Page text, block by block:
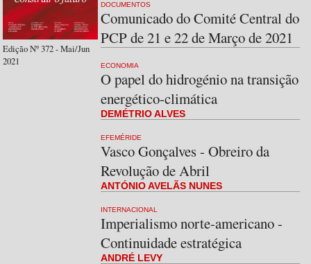
Edição Nº 372 - Mai/Jun
2021
DOCUMENTOS
Comunicado do Comité Central do
PCP de 21 e 22 de Março de 2021
ECONOMIA
O papel do hidrogénio na transição
energético-climática
DEMÉTRIO ALVES
EFEMÉRIDE
Vasco Gonçalves - Obreiro da
Revolução de Abril
ANTÓNIO AVELÃS NUNES
INTERNACIONAL
Imperialismo norte-americano -
Continuidade estratégica
ANDRÉ LEVY